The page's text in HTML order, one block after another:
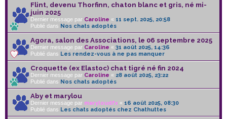
Flint, devenu Thorfinn, chaton blanc et gris, né mi-
juin 2025
Dernier message par Caroline « 11 sept. 2025, 20:58
Publié dans Nos chats adoptés
Agora, salon des Associations, le 06 septembre 2025
Dernier message par Caroline « 31 août 2025, 14:36
Publié dans Les rendez-vous à ne pas manquer
Croquette (ex Elastoc) chat tigré né fin 2024
Dernier message par Caroline « 28 août 2025, 23:22
Publié dans Nos chats adoptés
Aby et marylou
Dernier message par maryloudfx « 16 août 2025, 08:30
Publié dans Les chats adoptés chez Chathuttes